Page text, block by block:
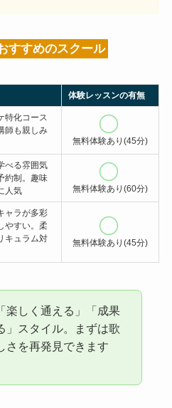
すすめのスクール
体験レッスンの有無
特化コース
師も親しみ
無料体験あり(45分)
べる雰囲気
約制。趣味
人気
無料体験あり(60分)
ャラが多彩
やすい。柔
キュラム対
無料体験あり(45分)
楽しく通える」「成果
」スタイル。まずは歌
さを再発見できます